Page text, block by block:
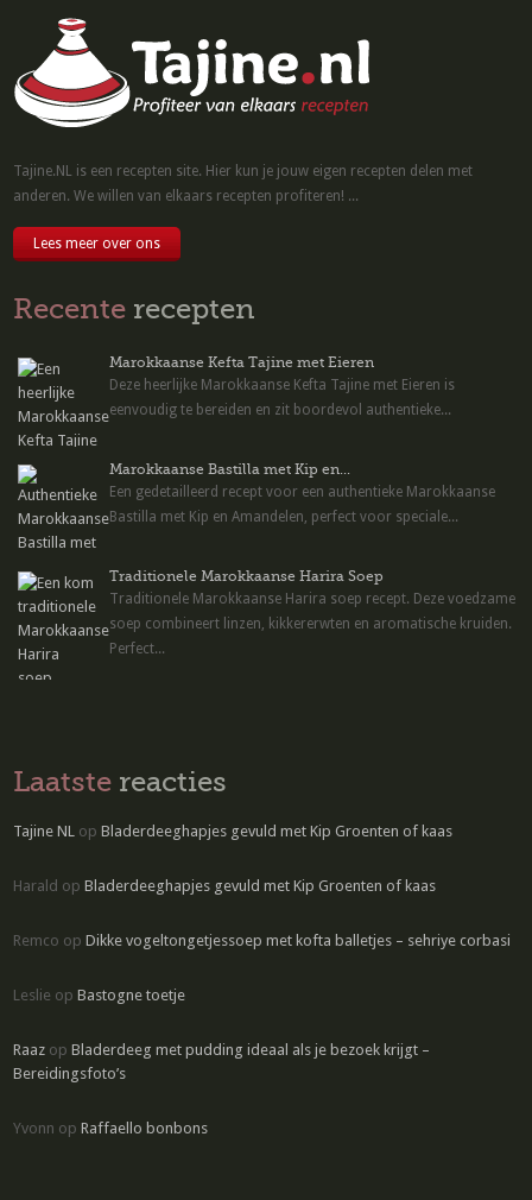
Tajine.NL is een recepten site. Hier kun je jouw eigen recepten delen met
anderen. We willen van elkaars recepten profiteren! ...
Lees meer over ons
Recente recepten
Marokkaanse Kefta Tajine met Eieren
Deze heerlijke Marokkaanse Kefta Tajine met Eieren is
eenvoudig te bereiden en zit boordevol authentieke...
Marokkaanse Bastilla met Kip en...
Een gedetailleerd recept voor een authentieke Marokkaanse
Bastilla met Kip en Amandelen, perfect voor speciale...
Traditionele Marokkaanse Harira Soep
Traditionele Marokkaanse Harira soep recept. Deze voedzame
soep combineert linzen, kikkererwten en aromatische kruiden.
Perfect...
Laatste reacties
Tajine NL opBladerdeeghapjes gevuld met Kip Groenten of kaas
Harald opBladerdeeghapjes gevuld met Kip Groenten of kaas
Remco opDikke vogeltongetjessoep met kofta balletjes – sehriye corbasi
Leslie opBastogne toetje
Raaz opBladerdeeg met pudding ideaal als je bezoek krijgt –
Bereidingsfoto’s
Yvonn opRaffaello bonbons